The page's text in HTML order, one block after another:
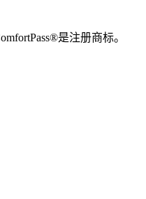
是注册商标。